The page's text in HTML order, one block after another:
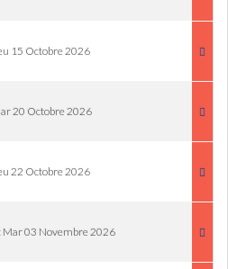
15 Octobre 2026
20 Octobre 2026
22 Octobre 2026
Mar 03 Novembre 2026